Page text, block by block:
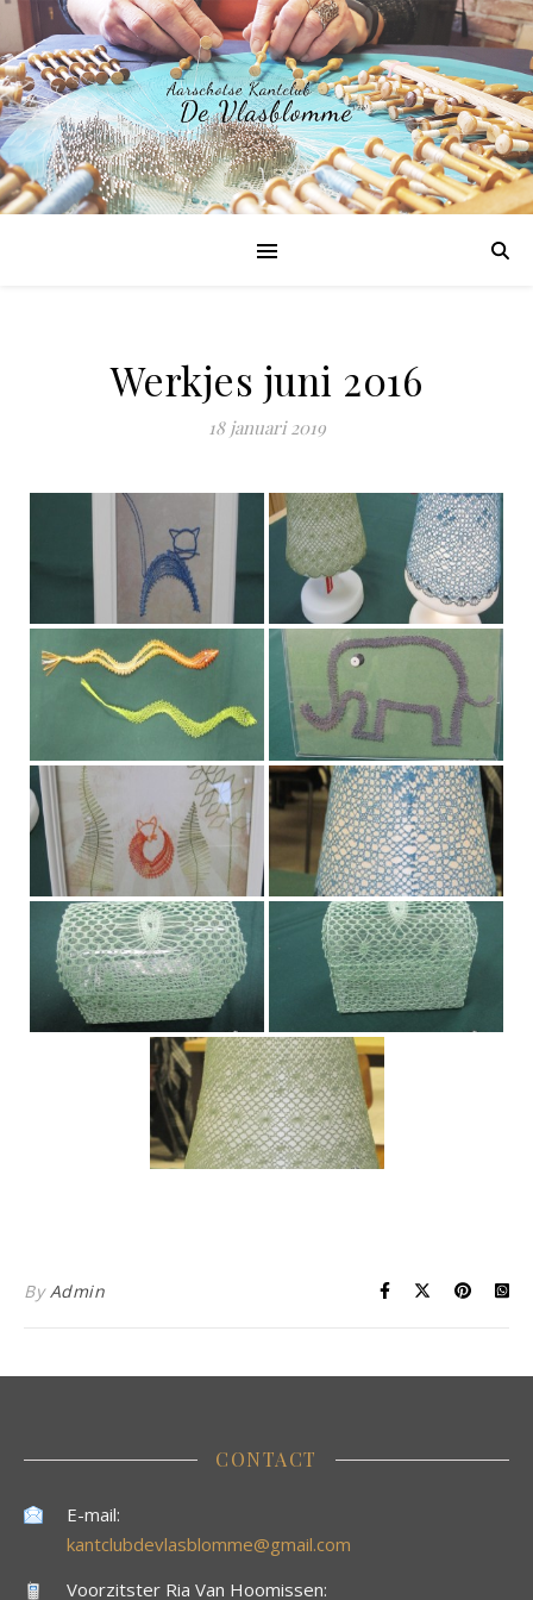
Werkjes juni 2016
18 januari 2019
By Admin
CONTACT
E-mail:
kantclubdevlasblomme@gmail.com
Voorzitster Ria Van Hoomissen: